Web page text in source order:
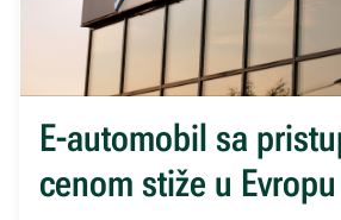
E-automobil sa
cenom stiže u Evropu